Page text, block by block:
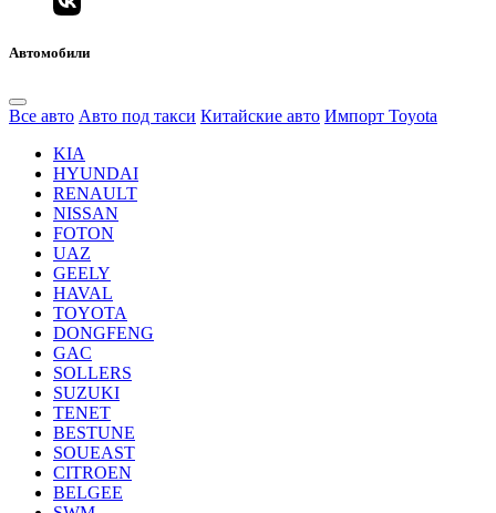
Автомобили
Все авто Авто под такси Китайские авто Импорт Toyota
KIA
HYUNDAI
RENAULT
NISSAN
FOTON
UAZ
GEELY
HAVAL
TOYOTA
DONGFENG
GAC
SOLLERS
SUZUKI
TENET
BESTUNE
SOUEAST
CITROEN
BELGEE